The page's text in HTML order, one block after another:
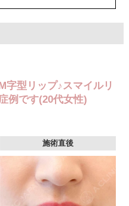
麻酔 3,300円(税込)
字型リップ♪スマイルリ
例です(20代女性)
施術直後